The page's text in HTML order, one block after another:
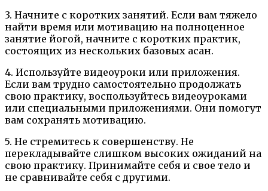
3. Начните с коротких занятий. Если вам тяжело
найти время или мотивацию на полноценное
занятие йогой, начните с коротких практик,
состоящих из нескольких базовых асан.
4. Используйте видеоуроки или приложения.
Если вам трудно самостоятельно продолжать
свою практику, воспользуйтесь видеоуроками
или специальными приложениями. Они помогут
вам сохранять мотивацию.
5. Не стремитесь к совершенству. Не
перекладывайте слишком высоких ожиданий на
свою практику. Принимайте себя и свое тело и
не сравнивайте себя с другими.